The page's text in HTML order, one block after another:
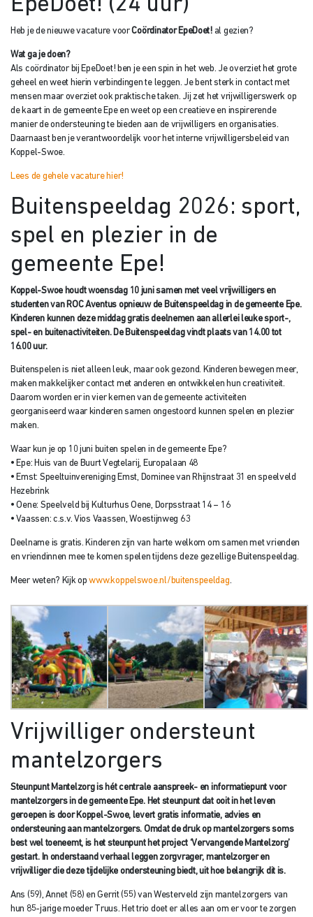
EpeDoet! (24 uur)
Heb je de nieuwe vacature voorCoördinator EpeDoet!al gezien?
Wat ga je doen?
Als coördinator bij EpeDoet! ben je een spin in het web. Je overziet het grote
geheel en weet hierin verbindingen te leggen. Je bent sterk in contact met
mensen maar overziet ook praktische taken. Jij zet het vrijwilligerswerk op
de kaart in de gemeente Epe en weet op een creatieve en inspirerende
manier de ondersteuning te bieden aan de vrijwilligers en organisaties.
Daarnaast ben je verantwoordelijk voor het interne vrijwilligersbeleid van
Koppel-Swoe.
Lees de gehele vacature hier!
Buitenspeeldag 2026: sport,
spel en plezier in de
gemeente Epe!
Koppel-Swoe houdt woensdag 10 juni samen met veel vrijwilligers en
studenten van ROC Aventus opnieuw de Buitenspeeldag in de gemeente Epe.
Kinderen kunnen deze middag gratis deelnemen aan allerlei leuke sport-,
spel- en buitenactiviteiten. De Buitenspeeldag vindt plaats van 14.00 tot
16.00 uur.
Buitenspelen is niet alleen leuk, maar ook gezond. Kinderen bewegen meer,
maken makkelijker contact met anderen en ontwikkelen hun creativiteit.
Daarom worden er in vier kernen van de gemeente activiteiten
georganiseerd waar kinderen samen ongestoord kunnen spelen en plezier
maken.
Waar kun je op 10 juni buiten spelen in de gemeente Epe?
• Epe: Huis van de Buurt Vegtelarij, Europalaan 48
• Emst: Speeltuinvereniging Emst, Dominee van Rhijnstraat 31 en speelveld
Hezebrink
• Oene: Speelveld bij Kulturhus Oene, Dorpsstraat 14 – 16
• Vaassen: c.s.v. Vios Vaassen, Woestijnweg 63
Deelname is gratis. Kinderen zijn van harte welkom om samen met vrienden
en vriendinnen mee te komen spelen tijdens deze gezellige Buitenspeeldag.
Meer weten? Kijk opwww.koppelswoe.nl/buitenspeeldag.
Vrijwilliger ondersteunt
mantelzorgers
Steunpunt Mantelzorg is hét centrale aanspreek- en informatiepunt voor
mantelzorgers in de gemeente Epe. Het steunpunt dat ooit in het leven
geroepen is door Koppel-Swoe, levert gratis informatie, advies en
ondersteuning aan mantelzorgers. Omdat de druk op mantelzorgers soms
best wel toeneemt, is het steunpunt het project ‘Vervangende Mantelzorg’
gestart. In onderstaand verhaal leggen zorgvrager, mantelzorger en
vrijwilliger die deze tijdelijke ondersteuning biedt, uit hoe belangrijk dit is.
Ans (59), Annet (58) en Gerrit (55) van Westerveld zijn mantelzorgers van
hun 85-jarige moeder Truus. Het trio doet er alles aan om er voor te zorgen